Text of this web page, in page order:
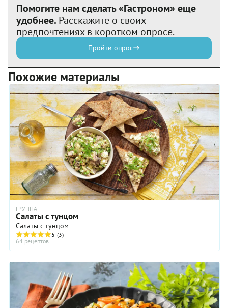
Помогите нам сделать «Гастроном» еще
удобнее. Расскажите о своих
предпочтениях в коротком опросе.
Пройти опрос
Похожие материалы
ГРУППА
Салаты с тунцом
Салаты с тунцом
5 (3)
64 рецептов